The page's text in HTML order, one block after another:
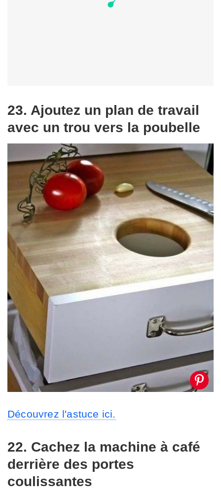
23. Ajoutez un plan de travail
avec un trou vers la poubelle
Découvrez l'astuce ici.
22. Cachez la machine à café
derrière des portes
coulissantes